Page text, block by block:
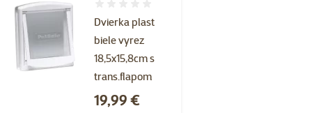
Dvierka plast
biele vyrez
18,5x15,8cm s
trans.flapom
Cena
19,99 €